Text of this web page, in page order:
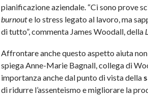
pianificazione aziendale. “Ci sono prove
burnoute lo stress legato al lavoro, ma
di tutto”, commenta James Woodall, della
Affrontare anche questo aspetto aiuta
spiega Anne-Marie Bagnall, collega di
importanza anche dal punto di vista della
di ridurre l’assenteismo e migliorare la